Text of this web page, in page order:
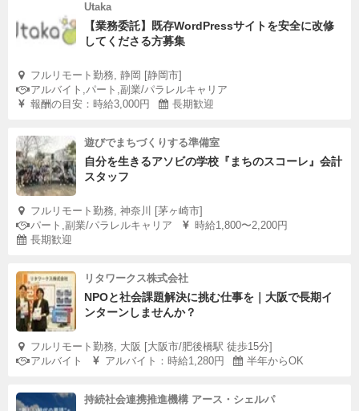
Utaka
【業務委託】既存WordPressサイトを安全に改修
してくださる方募集
フルリモート勤務, 静岡 [静岡市]
アルバイト,パート,副業/パラレルキャリア
報酬の目安：時給3,000円
長期歓迎
遊びでまちづくりする準備室
自分を生きるアソビの学校『まちのスコーレ』会計
スタッフ
フルリモート勤務, 神奈川 [茅ヶ崎市]
パート,副業/パラレルキャリア
時給1,800〜2,200円
長期歓迎
リタワークス株式会社
NPOと社会課題解決に挑む仕事を｜大阪で長期イ
ンターンしませんか？
フルリモート勤務, 大阪 [大阪市/肥後橋駅 徒歩15分]
アルバイト
アルバイト：時給1,280円 半年からOK
持続社会連携推進機構 アース・シェルパ